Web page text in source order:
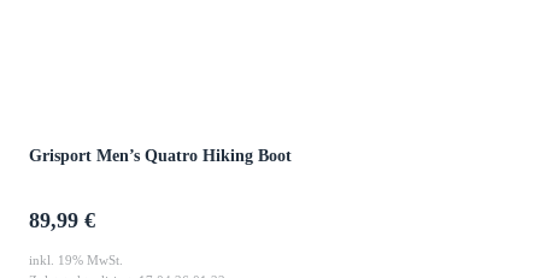
Grisport Men’s Quatro Hiking Boot
89,99 €
inkl. 19% MwSt.